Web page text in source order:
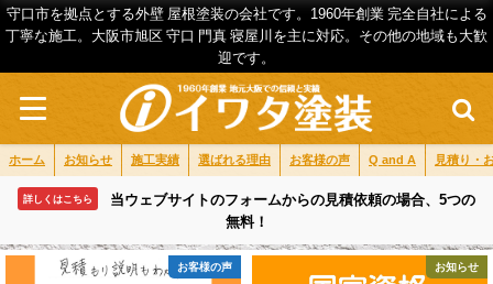
守口市を拠点とする外壁 屋根塗装の会社です。1960年創業 完全自社による
丁寧な施工。大阪市旭区 守口 門真 寝屋川を主に対応。その他の地域も大歓
迎です。
ホーム お知らせ 施工実績 選ばれる理由 お客様の声 Q and A 見積り・
詳しくはこちら
当ウェブサイトのフォームからの見積依頼の場合、5つの
無料！
お客様の声 お知らせ